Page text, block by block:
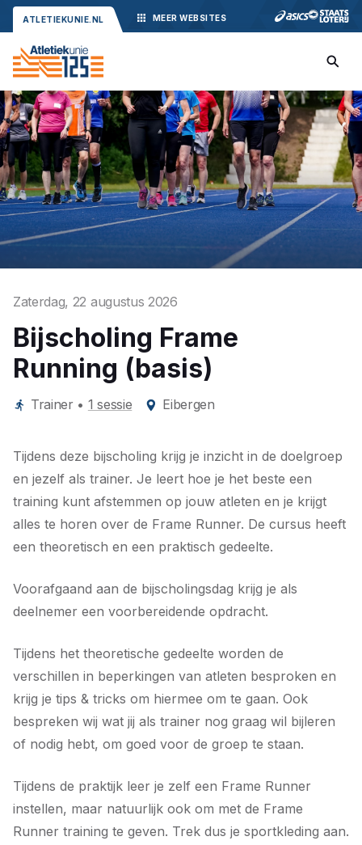
ATLETIEKUNIE.NL MEER WEBSITES
Zaterdag, 22 augustus 2026
Bijscholing Frame
Running (basis)
Trainer • 1 sessie Eibergen
Tijdens deze bijscholing krijg je inzicht in de doelgroep
en jezelf als trainer. Je leert hoe je het beste een
training kunt afstemmen op jouw atleten en je krijgt
alles te horen over de Frame Runner. De cursus heeft
een theoretisch en een praktisch gedeelte.
Voorafgaand aan de bijscholingsdag krijg je als
deelnemer een voorbereidende opdracht.
Tijdens het theoretische gedeelte worden de
verschillen in beperkingen van atleten besproken en
krijg je tips & tricks om hiermee om te gaan. Ook
bespreken wij wat jij als trainer nog graag wil bijleren
of nodig hebt, om goed voor de groep te staan.
Tijdens de praktijk leer je zelf een Frame Runner
instellen, maar natuurlijk ook om met de Frame
Runner training te geven. Trek dus je sportkleding aan.